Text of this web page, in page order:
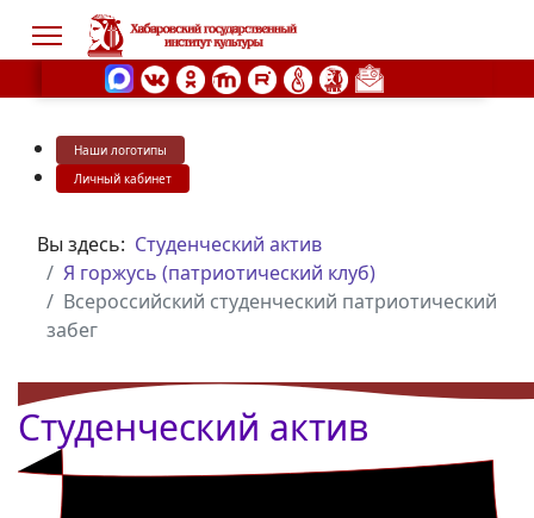
Наши логотипы
Личный кабинет
Вы здесь: Студенческий актив
Я горжусь (патриотический клуб)
Всероссийский студенческий патриотический
забег
Студенческий актив